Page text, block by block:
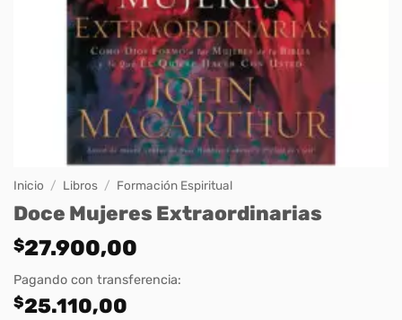
Inicio / Libros / Formación Espiritual
Doce Mujeres Extraordinarias
$27.900,00
Pagando con transferencia:
$25.110,00